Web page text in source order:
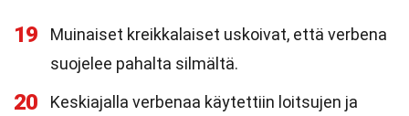
19
Muinaiset kreikkalaiset uskoivat, että verbena
suojelee pahalta silmältä.
20
Keskiajalla verbenaa käytettiin loitsujen ja